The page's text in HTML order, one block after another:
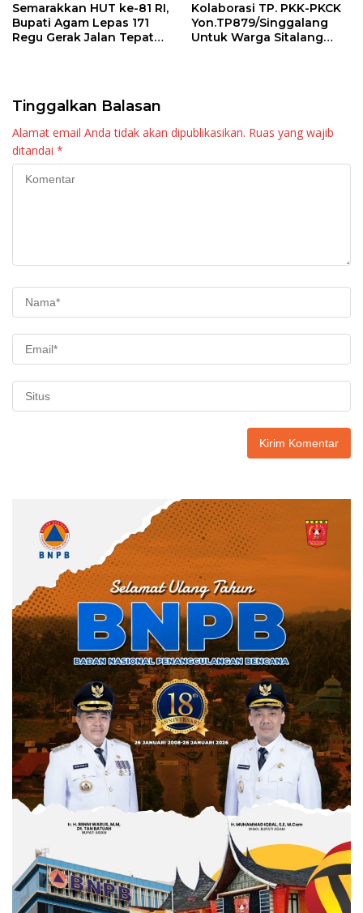
Semarakkan HUT ke-81 RI,
Bupati Agam Lepas 171
Regu Gerak Jalan Tepat
Kolaborasi TP. PKK-PKCK
Yon.TP879/Singgalang
Untuk Warga Sitalang
Tinggalkan Balasan
Alamat email Anda tidak akan dipublikasikan. Ruas yang wajib
ditandai *